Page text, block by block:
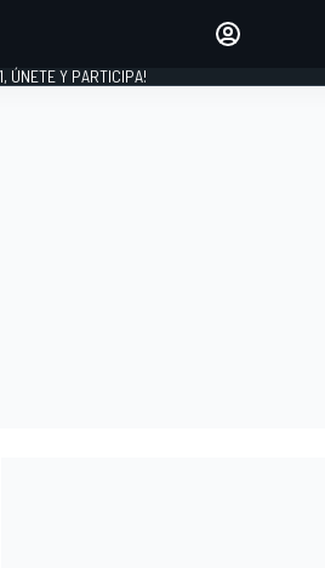
ÚNETE Y PARTICIPA!